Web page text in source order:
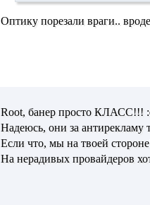
Оптику порезали враги..
Root, банер просто КЛАСС!!!
Надеюсь, они за антирекламу
Если что, мы на твоей
На нерадивых провайдеров